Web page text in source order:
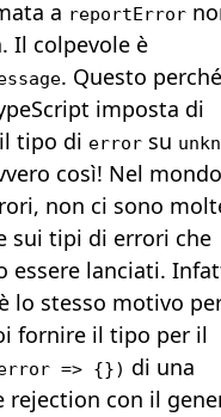
a reportError
Il colpevole è
. Questo
imposta di
tipo di error su
così! Nel mondo
non ci sono
sui tipi di errori che
essere lanciati.
lo stesso motivo
fornire il tipo per il
=> {}) di una
rejection con il